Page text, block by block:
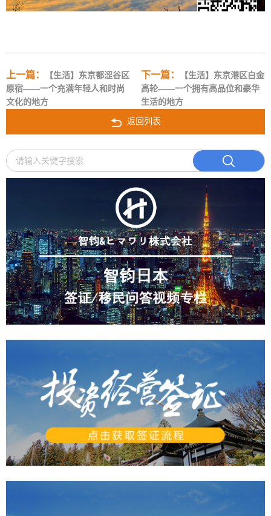
上一篇：
【生活】东京都涩谷区
原宿——一个充满年轻人和时尚
文化的地方
下一篇：
【生活】东京港区白金
高轮——一个拥有高品位和豪华
生活的地方
返回列表